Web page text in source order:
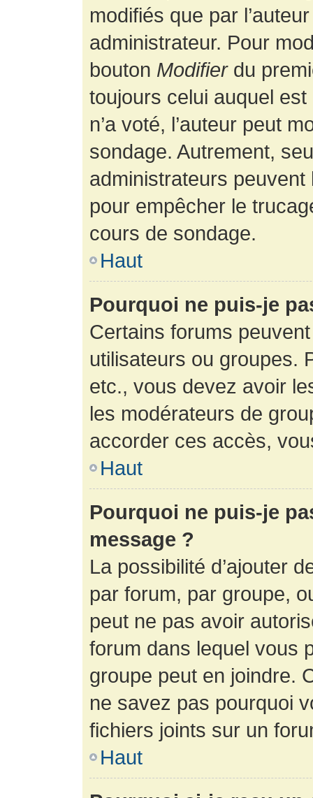
modifiés que par
administrateur. Pour
bouton Modifierdu
toujours celui auquel
n’a voté, l’auteur peut
sondage. Autrement,
administrateurs
pour empêcher le
cours de sondage.
Haut
Pourquoi ne puis-je
Certains forums
utilisateurs ou groupes.
etc., vous devez avoir
les modérateurs de
accorder ces accès,
Haut
Pourquoi ne puis-je
message ?
La possibilité d’ajouter
par forum, par groupe,
peut ne pas avoir
forum dans lequel vous
groupe peut en joindre.
ne savez pas pourquoi
fichiers joints sur un
Haut